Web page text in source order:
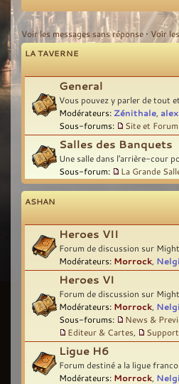
Voir les messages sans réponse • Voir
LA TAVERNE
General
Vous pouvez y parler de tout
Modérateurs: Zénithale
Sous-forums:
Site et
Salles des Banquets
Une salle dans l'arrière-cour
Sous-forum:
La Grande
ASHAN
Heroes VII
Forum de discussion sur
Modérateurs: Morrock
Heroes VI
Forum de discussion sur
Modérateurs: Morrock
Sous-forums:
News &
Editeur & Cartes
Ligue H6
Forum destiné a la ligue
Modérateurs: Morrock